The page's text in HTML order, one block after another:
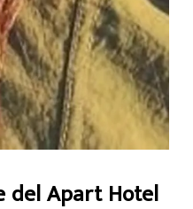
del Apart Hotel